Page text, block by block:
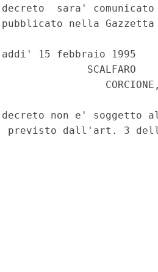
sara'
nella
15 febbraio 1995
SCALFARO
non e' soggetto
previsto dall'art. 3